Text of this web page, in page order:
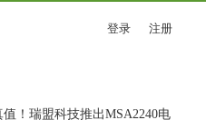
登录 注册
！瑞盟科技推出MSA2240电